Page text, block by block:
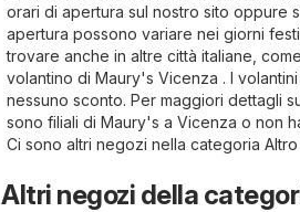
orari di apertura sul nostro sito oppure
apertura possono variare nei giorni
trovare anche in altre città italiane,
volantino di Maury's Vicenza . I
nessuno sconto. Per maggiori dettagli
sono filiali di Maury's a Vicenza o non
Ci sono altri negozi nella categoria Altro
Altri negozi della